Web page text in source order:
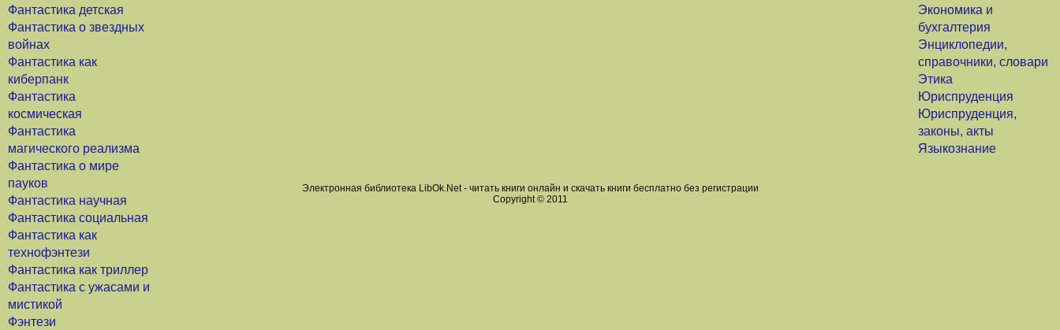
Фантастика детская
Фантастика о звездных
войнах
Фантастика как
киберпанк
Фантастика
космическая
Фантастика
магического реализма
Фантастика о мире
пауков
Фантастика научная
Фантастика социальная
Фантастика как
технофэнтези
Фантастика как триллер
Фантастика с ужасами и
мистикой
Фэнтези
Экономика и
бухгалтерия
Энциклопедии,
справочники, словари
Этика
Юриспруденция
Юриспруденция,
законы, акты
Языкознание
Электронная библиотека LibOk.Net - читать книги онлайн и скачать книги бесплатно без регистрации
Copyright © 2011